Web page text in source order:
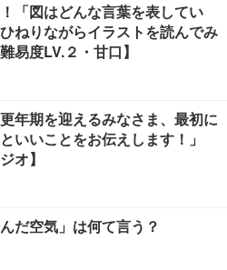
「図はどんな言葉を表してい
ねりながらイラストを読んでみ
易度LV.２・甘口】
更年期を迎えるみなさま、最初に
いいことをお伝えします！」
オ】
だ空気」は何て言う？